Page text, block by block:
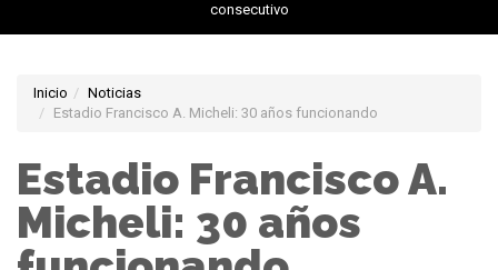
consecutivo
Inicio
Noticias
Estadio Francisco A. Micheli: 30 años funcionando
Estadio Francisco A.
Micheli: 30 años